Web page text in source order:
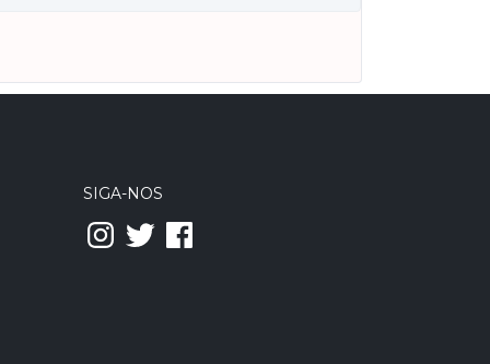
SIGA-NOS
Instagram
TwitterFacebook